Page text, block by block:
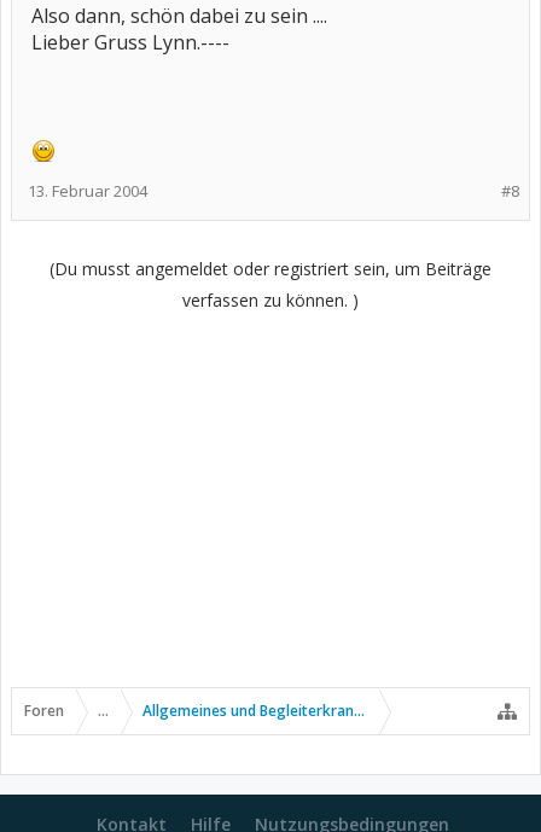
Also dann, schön dabei zu sein ....
Lieber Gruss Lynn.----
#8
13. Februar 2004
(Du musst angemeldet oder registriert sein, um Beiträge
verfassen zu können. )
Foren ... Allgemeines und Begleiterkrankungen
Kontakt Hilfe Nutzungsbedingungen